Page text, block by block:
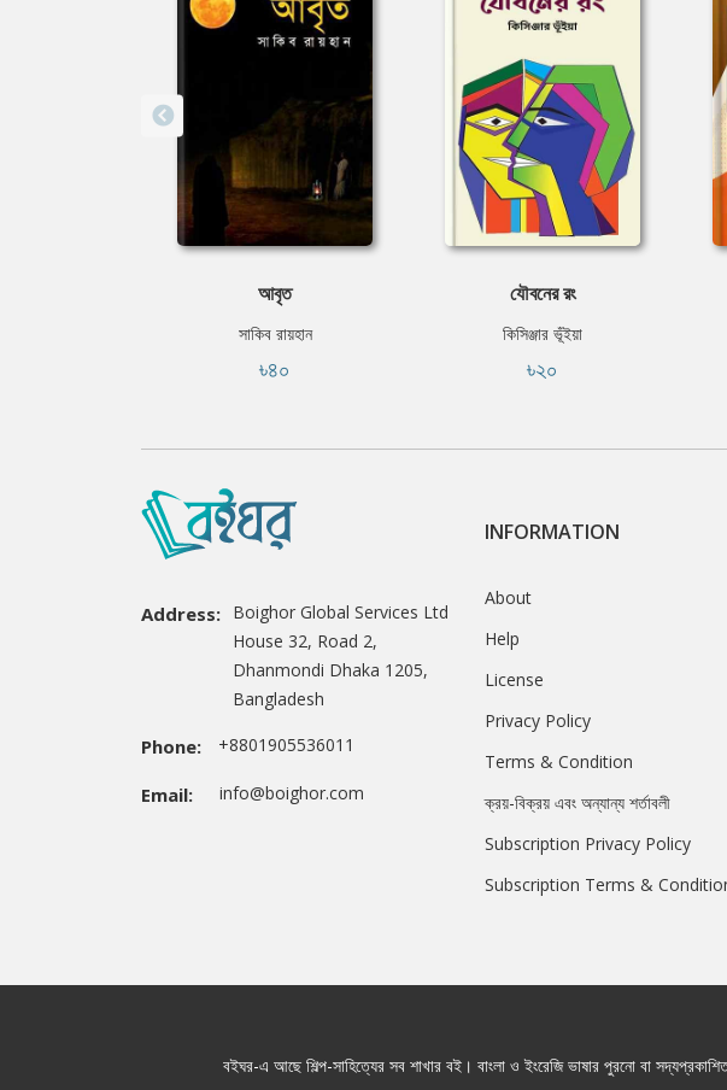
আবৃত
সাকিব রায়হান
৳৪০
যৌবনের রং
কিসিঞ্জার ভূঁইয়া
৳২০
Address: Boighor Global Services Ltd
House 32, Road 2,
Dhanmondi Dhaka 1205,
Bangladesh
Phone: +8801905536011
Email: info@boighor.com
INFORMATION
About
Help
License
Privacy Policy
Terms & Condition
ক্রয়-বিক্রয় এবং অন্যান্য শর্তাবলী
Subscription Privacy Policy
Subscription Terms &
বইঘর-এ আছে শিল্প-সাহিত্যের সব শাখার বই। বাংলা ও ইংরেজি ভাষার পুরনো বা